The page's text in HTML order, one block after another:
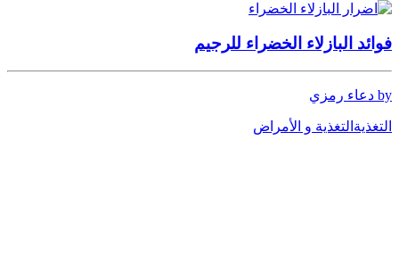
فوائد البازلاء الخضراء للرجيم
by دعاء رمزي
التغذية التغذية و الأمراض